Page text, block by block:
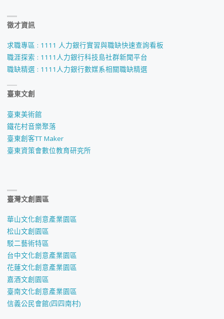
徵才資訊
求職專區 : 1111 人力銀行實習與職缺快速查詢看板
職涯探索 : 1111人力銀行科技島社群新聞平台
職缺精選 : 1111人力銀行數媒系相關職缺精選
臺東文創
臺東美術館
鐵花村音樂聚落
臺東創客TT Maker
臺東資策會數位教育研究所
臺灣文創園區
華山文化創意產業園區
松山文創園區
駁二藝術特區
台中文化創意產業園區
花蓮文化創意產業園區
嘉酒文創園區
臺南文化創意產業園區
信義公民會館(四四南村)